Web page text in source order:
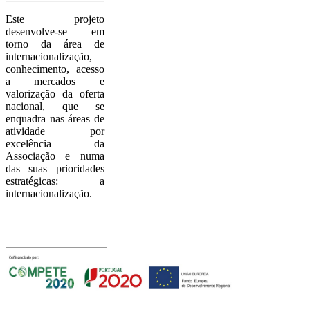
Este projeto
desenvolve-se em
torno da área de
internacionalização,
conhecimento, acesso
a mercados e
valorização da oferta
nacional, que se
enquadra nas áreas de
atividade por
excelência da
Associação e numa
das suas prioridades
estratégicas: a
internacionalização.